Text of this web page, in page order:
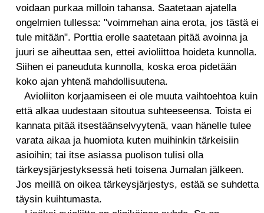
voidaan purkaa milloin tahansa. Saatetaan ajatella
ongelmien tullessa: "voimmehan aina erota, jos tästä ei
tule mitään". Porttia erolle saatetaan pitää avoinna ja
juuri se aiheuttaa sen, ettei avioliittoa hoideta kunnolla.
Siihen ei paneuduta kunnolla, koska eroa pidetään
koko ajan yhtenä mahdollisuutena.
Avioliiton korjaamiseen ei ole muuta vaihtoehtoa kuin
että alkaa uudestaan sitoutua suhteeseensa. Toista ei
kannata pitää itsestäänselvyytenä, vaan hänelle tulee
varata aikaa ja huomiota kuten muihinkin tärkeisiin
asioihin; tai itse asiassa puolison tulisi olla
tärkeysjärjestyksessä heti toisena Jumalan jälkeen.
Jos meillä on oikea tärkeysjärjestys, estää se suhdetta
täysin kuihtumasta.